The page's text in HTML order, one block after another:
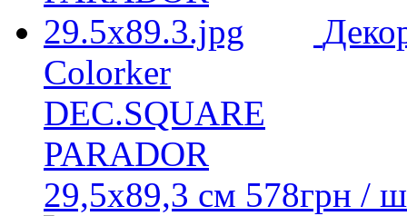
Colorker
DEC.SQUARE
PARADOR
29,5x89,3 см 578грн /